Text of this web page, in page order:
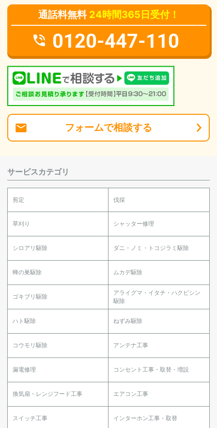
通話料無料 24時間365日受付！
0120-447-110
フォームで相談する
サービスカテゴリ
剪定 伐採
草刈り シャッター修理
シロアリ駆除 ダニ・ノミ・トコジラミ駆除
蜂の巣駆除 ムカデ駆除
ゴキブリ駆除
アライグマ・イタチ・ハクビシン
駆除
ハト駆除 ねずみ駆除
コウモリ駆除 アンテナ工事
漏電修理 コンセント工事・取替・増設
換気扇・レンジフード工事 エアコン工事
スイッチ工事 インターホン工事・取替